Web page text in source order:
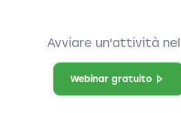
Avviare un'attività
Webinar gratuito